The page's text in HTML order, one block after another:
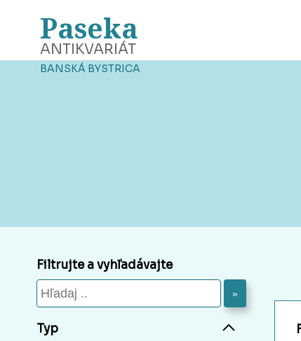
Paseka
ANTIKVARIÁT
BANSKÁ BYSTRICA
Filtrujte a vyhľadávajte
»
Typ